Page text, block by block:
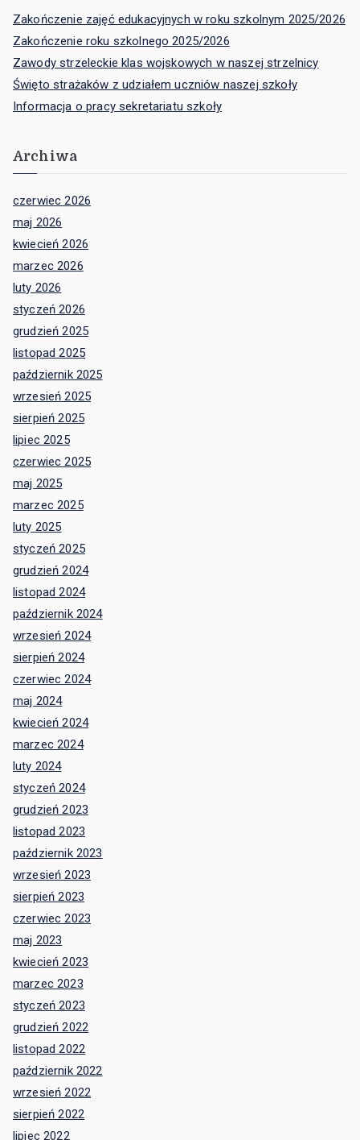
Zakończenie zajęć edukacyjnych w roku szkolnym 2025/2026
Zakończenie roku szkolnego 2025/2026
Zawody strzeleckie klas wojskowych w naszej strzelnicy
Święto strażaków z udziałem uczniów naszej szkoły
Informacja o pracy sekretariatu szkoły
Archiwa
czerwiec 2026
maj 2026
kwiecień 2026
marzec 2026
luty 2026
styczeń 2026
grudzień 2025
listopad 2025
październik 2025
wrzesień 2025
sierpień 2025
lipiec 2025
czerwiec 2025
maj 2025
marzec 2025
luty 2025
styczeń 2025
grudzień 2024
listopad 2024
październik 2024
wrzesień 2024
sierpień 2024
czerwiec 2024
maj 2024
kwiecień 2024
marzec 2024
luty 2024
styczeń 2024
grudzień 2023
listopad 2023
październik 2023
wrzesień 2023
sierpień 2023
czerwiec 2023
maj 2023
kwiecień 2023
marzec 2023
styczeń 2023
grudzień 2022
listopad 2022
październik 2022
wrzesień 2022
sierpień 2022
lipiec 2022